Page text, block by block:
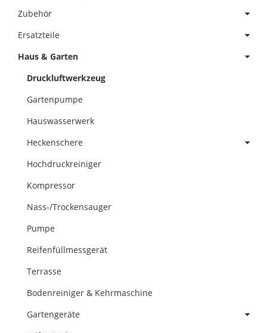
Zubehör
Ersatzteile
Haus & Garten
Druckluftwerkzeug
Gartenpumpe
Hauswasserwerk
Heckenschere
Hochdruckreiniger
Kompressor
Nass-/Trockensauger
Pumpe
Reifenfüllmessgerät
Terrasse
Bodenreiniger & Kehrmaschine
Gartengeräte